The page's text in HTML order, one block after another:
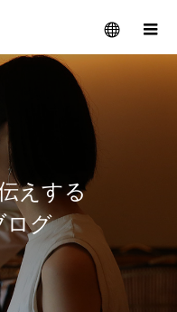
えする
ログ